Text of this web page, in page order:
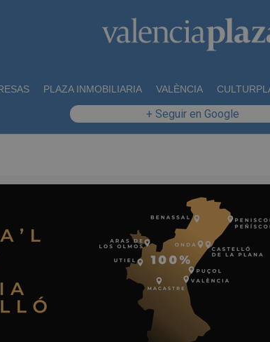
PLAZA INMOBILIARIA VALÈNCIA
+ Seguir en Google